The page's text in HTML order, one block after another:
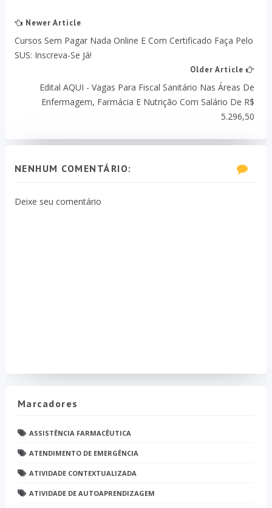
Newer Article
Cursos Sem Pagar Nada Online E Com Certificado Faça Pelo
SUS: Inscreva-Se Já!
Older Article
Edital AQUI - Vagas Para Fiscal Sanitário Nas Áreas De
Enfermagem, Farmácia E Nutrição Com Salário De R$
5.296,50
NENHUM COMENTÁRIO:
Deixe seu comentário
Marcadores
ASSISTÊNCIA FARMACÊUTICA
ATENDIMENTO DE EMERGÊNCIA
ATIVIDADE CONTEXTUALIZADA
ATIVIDADE DE AUTOAPRENDIZAGEM